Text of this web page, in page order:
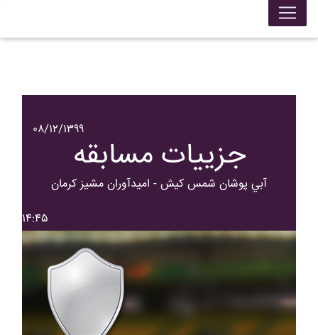
۰۸/۱۲/۱۳۹۹
جزییات مسابقه
آبي پوشان شمس کيش - اميدآوران مشيز کرمان
۱۴:۴۵